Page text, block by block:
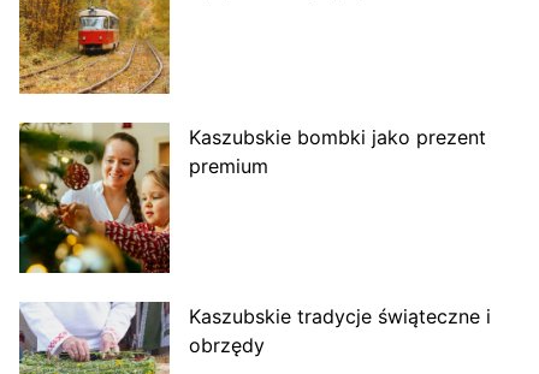
Kaszubskie bombki jako prezent
premium
Kaszubskie tradycje świąteczne i
obrzędy